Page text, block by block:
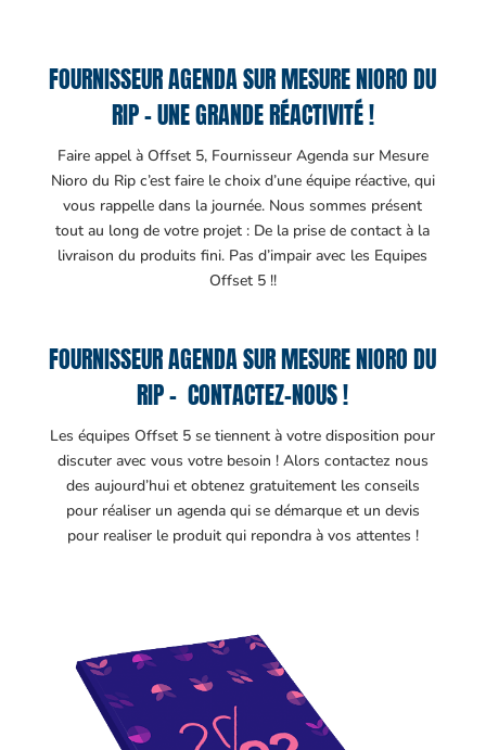
FOURNISSEUR AGENDA SUR MESURE NIORO DU
RIP – UNE GRANDE RÉACTIVITÉ !
Faire appel à Offset 5, Fournisseur Agenda sur Mesure
Nioro du Rip c’est faire le choix d’une équipe réactive, qui
vous rappelle dans la journée. Nous sommes présent
tout au long de votre projet : De la prise de contact à la
livraison du produits fini. Pas d’impair avec les Equipes
Offset 5 !!
FOURNISSEUR AGENDA SUR MESURE NIORO DU
RIP – CONTACTEZ-NOUS !
Les équipes Offset 5 se tiennent à votre disposition pour
discuter avec vous votre besoin ! Alors contactez nous
des aujourd’hui et obtenez gratuitement les conseils
pour réaliser un agenda qui se démarque et un devis
pour realiser le produit qui repondra à vos attentes !